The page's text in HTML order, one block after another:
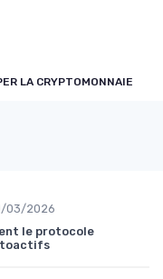
LA CRYPTOMONNAIE
03/2026
le protocole